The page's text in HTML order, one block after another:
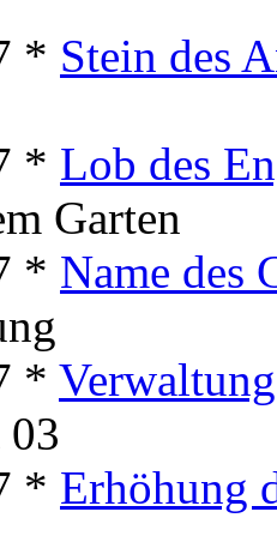
* Stein des
* Lob des
Garten
* Name des
*
03
* Erhöhung